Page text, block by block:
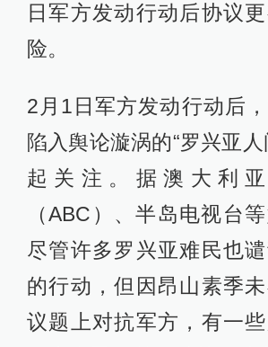
日军方发动行动后协议
险。
2月1日军方发动行动后
陷入舆论漩涡的“罗兴亚人
起关注。据澳大利
（ABC）、半岛电视台
尽管许多罗兴亚难民也
的行动，但因昂山素季
议题上对抗军方，有一